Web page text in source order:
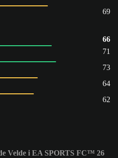
69
66
71
73
64
62
Velde i EA SPORTS FC™ 26